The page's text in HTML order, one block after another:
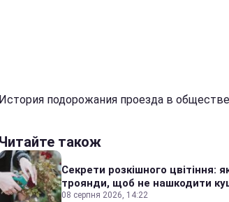
История подорожания проезда в
Читайте також
Секрети розкішного цвітіння:
троянди, щоб не нашкодити
08 серпня 2026, 14:22